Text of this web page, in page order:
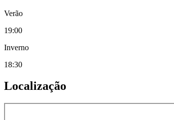
Verão
19:00
Inverno
18:30
Localização